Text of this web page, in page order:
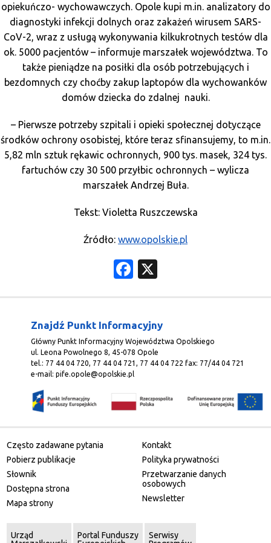
opiekuńczo- wychowawczych. Opole kupi m.in. analizatory do
diagnostyki infekcji dolnych oraz zakażeń wirusem SARS-
CoV-2, wraz z usługą wykonywania kilkukrotnych testów dla
ok. 5000 pacjentów – informuje marszałek województwa. To
także pieniądze na posiłki dla osób potrzebujących i
bezdomnych czy choćby zakup laptopów dla wychowanków
domów dziecka do zdalnej nauki.
– Pierwsze potrzeby szpitali i opieki społecznej dotyczące
środków ochrony osobistej, które teraz sfinansujemy, to m.in.
5,82 mln sztuk rękawic ochronnych, 900 tys. masek, 324 tys.
fartuchów czy 30 500 przyłbic ochronnych – wylicza
marszałek Andrzej Buła.
Tekst: Violetta Ruszczewska
Źródło: www.opolskie.pl
Facebook
Znajdź Punkt Informacyjny
Główny Punkt Informacyjny Województwa Opolskiego
ul. Leona Powolnego 8, 45-078 Opole
tel.: 77 44 04 720, 77 44 04 721, 77 44 04 722 fax: 77/44 04 721
e-mail:pife.opole@opolskie.pl
Często zadawane pytania
Pobierz publikacje
Słownik
Dostępna strona
Mapa strony
Kontakt
Polityka prywatności
Przetwarzanie danych
osobowych
Newsletter
Urząd
Portal Funduszy
Serwisy